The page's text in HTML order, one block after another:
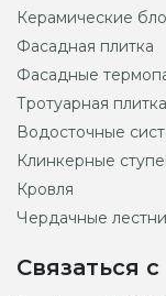
Керамические
Фасадная плитка
Фасадные
Тротуарная
Водосточные
Клинкерные
Кровля
Чердачные
Связаться